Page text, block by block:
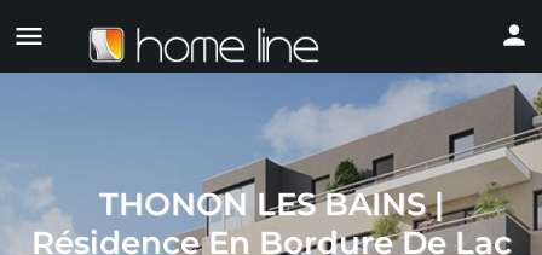
THONON LES BAINS |
Résidence En Bordure De Lac